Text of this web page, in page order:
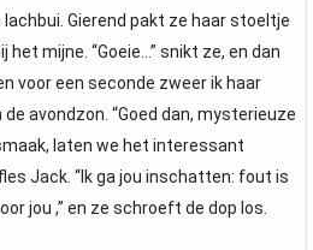
Gierend pakt ze haar stoeltje
mijne. “Goeie…” snikt ze, en dan
voor een seconde zweer ik haar
avondzon. “Goed dan, mysterieuze
laten we het interessant
Jack. “Ik ga jou inschatten: fout is
jou ,” en ze schroeft de dop los.